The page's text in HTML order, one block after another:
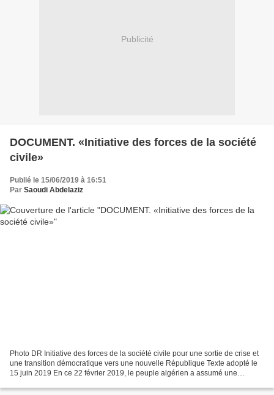
Publicité
DOCUMENT. «Initiative des forces de la société
civile»
Publié le 15/06/2019 à 16:51
Par Saoudi Abdelaziz
Photo DR Initiative des forces de la société civile pour une sortie de crise et
une transition démocratique vers une nouvelle République Texte adopté le
15 juin 2019 En ce 22 février 2019, le peuple algérien a assumé une